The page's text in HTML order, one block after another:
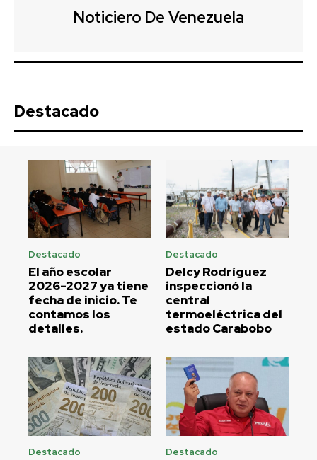
Noticiero De Venezuela
Destacado
Destacado
El año escolar
2026-2027 ya tiene
fecha de inicio. Te
contamos los
detalles.
Destacado
Delcy Rodríguez
inspeccionó la
central
termoeléctrica del
estado Carabobo
Destacado Destacado